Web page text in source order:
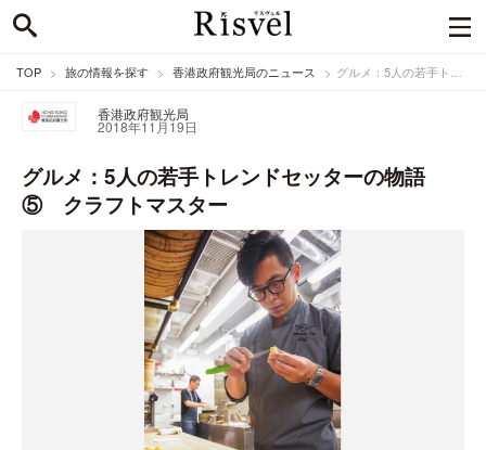
TOP 旅の情報を探す 香港政府観光局のニュース グルメ：5人の若手トレンドセッターの物語⑤ クラフトマスター
香港政府観光局
2018年11月19日
グルメ：5人の若手トレンドセッターの物語
⑤ クラフトマスター